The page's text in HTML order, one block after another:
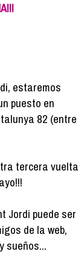
estaremos
puesto en
82 (entre
tercera vuelta
Jordi puede ser
de la web,
sueños...